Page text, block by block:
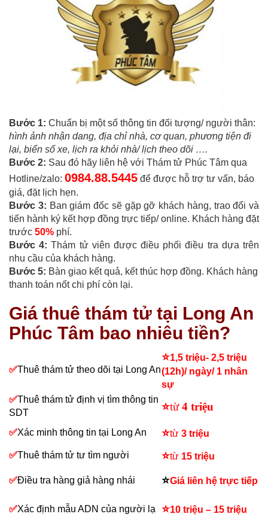
Bước 1: Chuẩn bị một số thông tin đối tượng/ người thân:
hình ảnh nhận dang, địa chỉ nhà, cơ quan, phương tiện đi
lại, biển số xe, lịch ra khỏi nhà/ lịch theo dõi ….
Bước 2: Sau đó hãy liên hệ với Thám tử Phúc Tâm qua
Hotline/zalo: 0984.88.5445 để được hỗ trợ tư vấn, báo
giá, đặt lịch hẹn.
Bước 3: Ban giám đốc sẽ gặp gỡ khách hàng, trao đổi và
tiến hành ký kết hợp đồng trực tiếp/ online. Khách hàng đặt
trước 50% phí.
Bước 4: Thám tử viên được điều phối điều tra dựa trên
nhu cầu của khách hàng.
Bước 5: Bàn giao kết quả, kết thúc hợp đồng. Khách hàng
thanh toán nốt chi phí còn lại.
Giá thuê thám tử tại Long An
Phúc Tâm bao nhiêu tiền?
✅Thuê thám tử theo dõi tại Long An
⭐1,5 triệu- 2,5 triệu
(12h)/ ngày/ 1 nhân
sự
✅Thuê thám tử định vị tìm thông tin
SDT
⭐từ 4 triệu
✅Xác minh thông tin tại Long An ⭐từ 3 triệu
✅Thuê thám tử tư tìm người ⭐từ 15 triệu
✅Điều tra hàng giả hàng nhái ⭐Giá liên hệ trực tiếp
✅Xác định mẫu ADN của người lạ ⭐10 triệu – 15 triệu